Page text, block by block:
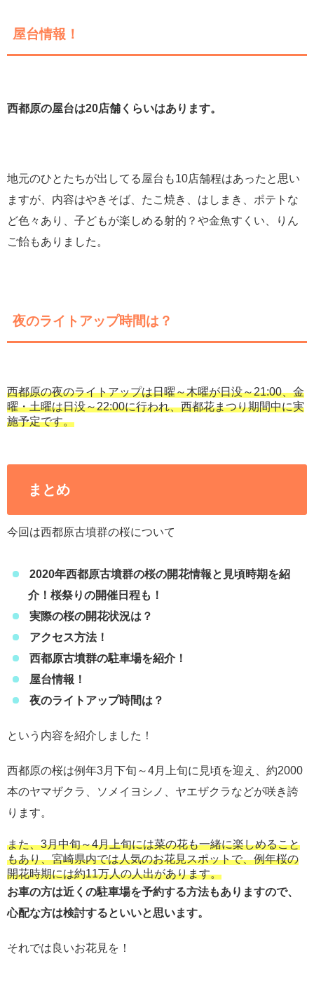
屋台情報！
西都原の屋台は20店舗くらいはあります。
地元のひとたちが出してる屋台も10店舗程はあったと思い
ますが、内容はやきそば、たこ焼き、はしまき、ポテトな
ど色々あり、子どもが楽しめる射的？や金魚すくい、りん
ご飴もありました。
夜のライトアップ時間は？
西都原の夜のライトアップは日曜～木曜が日没～21:00、金
曜・土曜は日没～22:00に行われ、西都花まつり期間中に実
施予定です。
まとめ
今回は西都原古墳群の桜について
2020年西都原古墳群の桜の開花情報と見頃時期を紹
介！桜祭りの開催日程も！
実際の桜の開花状況は？
アクセス方法！
西都原古墳群の駐車場を紹介！
屋台情報！
夜のライトアップ時間は？
という内容を紹介しました！
西都原の桜は例年3月下旬～4月上旬に見頃を迎え、約2000
本のヤマザクラ、ソメイヨシノ、ヤエザクラなどが咲き誇
ります。
また、3月中旬～4月上旬には菜の花も一緒に楽しめること
もあり、宮崎県内では人気のお花見スポットで、例年桜の
開花時期には約11万人の人出があります。
お車の方は近くの駐車場を予約する方法もありますので、
心配な方は検討するといいと思います。
それでは良いお花見を！